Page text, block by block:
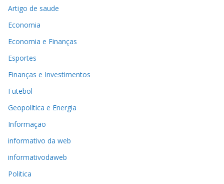
Artigo de saude
Economia
Economia e Finanças
Esportes
Finanças e Investimentos
Futebol
Geopolítica e Energia
Informaçao
informativo da web
informativodaweb
Politica